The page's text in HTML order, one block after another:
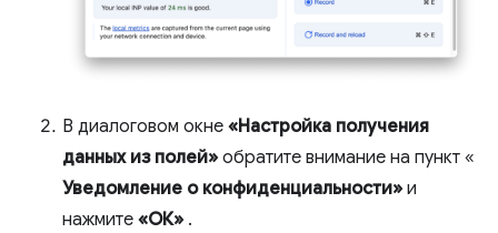
В диалоговом окне «Настройка получения
данных из полей» обратите внимание на пункт «
Уведомление о конфиденциальности» и
нажмите «ОК» .